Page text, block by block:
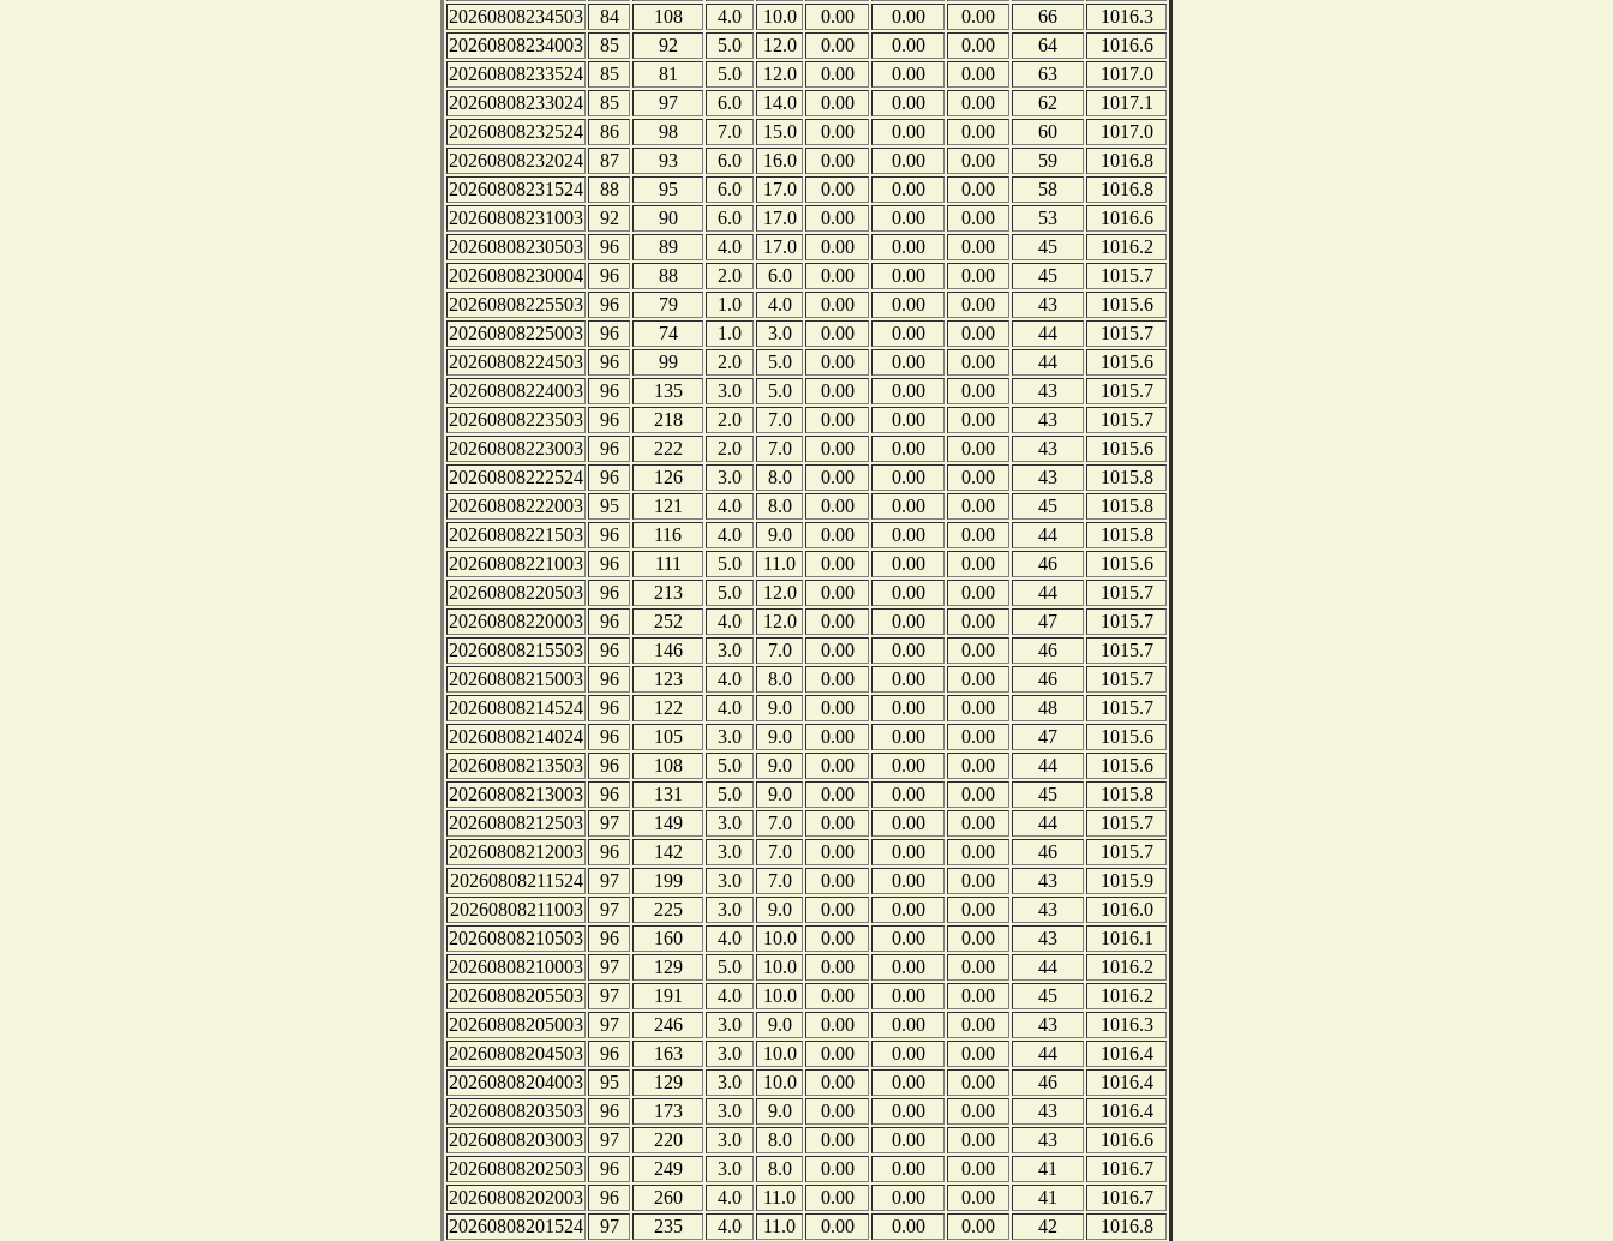
20260808234503
84 108 4.0 10.0 0.00 0.00 0.00 66
1016.3
20260808234003
85 92 5.0 12.0 0.00 0.00 0.00 64
1016.6
20260808233524
85 81 5.0 12.0 0.00 0.00 0.00 63
1017.0
20260808233024
85 97 6.0 14.0 0.00 0.00 0.00 62
1017.1
20260808232524
86 98 7.0 15.0 0.00 0.00 0.00 60
1017.0
20260808232024
87 93 6.0 16.0 0.00 0.00 0.00 59
1016.8
20260808231524
88 95 6.0 17.0 0.00 0.00 0.00 58
1016.8
20260808231003
92 90 6.0 17.0 0.00 0.00 0.00 53
1016.6
20260808230503
96 89 4.0 17.0 0.00 0.00 0.00 45
1016.2
20260808230004
96 88 2.0 6.0 0.00 0.00 0.00 45
1015.7
20260808225503
96 79 1.0 4.0 0.00 0.00 0.00 43
1015.6
20260808225003
96 74 1.0 3.0 0.00 0.00 0.00 44
1015.7
20260808224503
96 99 2.0 5.0 0.00 0.00 0.00 44
1015.6
20260808224003
96 135 3.0 5.0 0.00 0.00 0.00 43
1015.7
20260808223503
96 218 2.0 7.0 0.00 0.00 0.00 43
1015.7
20260808223003
96 222 2.0 7.0 0.00 0.00 0.00 43
1015.6
20260808222524
96 126 3.0 8.0 0.00 0.00 0.00 43
1015.8
20260808222003
95 121 4.0 8.0 0.00 0.00 0.00 45
1015.8
20260808221503
96 116 4.0 9.0 0.00 0.00 0.00 44
1015.8
20260808221003
96 111 5.0 11.0 0.00 0.00 0.00 46
1015.6
20260808220503
96 213 5.0 12.0 0.00 0.00 0.00 44
1015.7
20260808220003
96 252 4.0 12.0 0.00 0.00 0.00 47
1015.7
20260808215503
96 146 3.0 7.0 0.00 0.00 0.00 46
1015.7
20260808215003
96 123 4.0 8.0 0.00 0.00 0.00 46
1015.7
20260808214524
96 122 4.0 9.0 0.00 0.00 0.00 48
1015.7
20260808214024
96 105 3.0 9.0 0.00 0.00 0.00 47
1015.6
20260808213503
96 108 5.0 9.0 0.00 0.00 0.00 44
1015.6
20260808213003
96 131 5.0 9.0 0.00 0.00 0.00 45
1015.8
20260808212503
97 149 3.0 7.0 0.00 0.00 0.00 44
1015.7
20260808212003
96 142 3.0 7.0 0.00 0.00 0.00 46
1015.7
20260808211524
97 199 3.0 7.0 0.00 0.00 0.00 43
1015.9
20260808211003
97 225 3.0 9.0 0.00 0.00 0.00 43
1016.0
20260808210503
96 160 4.0 10.0 0.00 0.00 0.00 43
1016.1
20260808210003
97 129 5.0 10.0 0.00 0.00 0.00 44
1016.2
20260808205503
97 191 4.0 10.0 0.00 0.00 0.00 45
1016.2
20260808205003
97 246 3.0 9.0 0.00 0.00 0.00 43
1016.3
20260808204503
96 163 3.0 10.0 0.00 0.00 0.00 44
1016.4
20260808204003
95 129 3.0 10.0 0.00 0.00 0.00 46
1016.4
20260808203503
96 173 3.0 9.0 0.00 0.00 0.00 43
1016.4
20260808203003
97 220 3.0 8.0 0.00 0.00 0.00 43
1016.6
20260808202503
96 249 3.0 8.0 0.00 0.00 0.00 41
1016.7
20260808202003
96 260 4.0 11.0 0.00 0.00 0.00 41
1016.7
20260808201524
97 235 4.0 11.0 0.00 0.00 0.00 42
1016.8